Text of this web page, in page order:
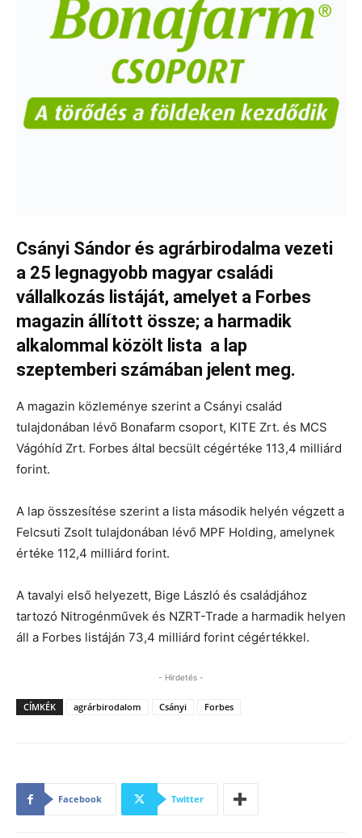
Csányi Sándor és agrárbirodalma vezeti
a 25 legnagyobb magyar családi
vállalkozás listáját, amelyet a Forbes
magazin állított össze; a harmadik
alkalommal közölt lista a lap
szeptemberi számában jelent meg.
A magazin közleménye szerint a Csányi család
tulajdonában lévő Bonafarm csoport, KITE Zrt. és MCS
Vágóhíd Zrt. Forbes által becsült cégértéke 113,4 milliárd
forint.
A lap összesítése szerint a lista második helyén végzett a
Felcsuti Zsolt tulajdonában lévő MPF Holding, amelynek
értéke 112,4 milliárd forint.
A tavalyi első helyezett, Bige László és családjához
tartozó Nitrogénművek és NZRT-Trade a harmadik helyen
áll a Forbes listáján 73,4 milliárd forint cégértékkel.
- Hirdetés -
CÍMKÉK agrárbirodalom Csányi Forbes
Facebook Twitter